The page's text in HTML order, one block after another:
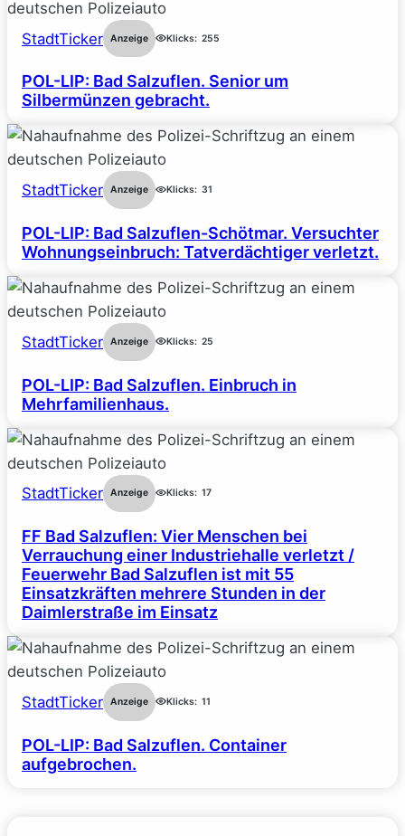
StadtTicker Anzeige Klicks: 255
POL-LIP: Bad Salzuflen. Senior um
Silbermünzen gebracht.
StadtTicker Anzeige Klicks: 31
POL-LIP: Bad Salzuflen-Schötmar. Versuchter
Wohnungseinbruch: Tatverdächtiger verletzt.
StadtTicker Anzeige Klicks: 25
POL-LIP: Bad Salzuflen. Einbruch in
Mehrfamilienhaus.
StadtTicker Anzeige Klicks: 17
FF Bad Salzuflen: Vier Menschen bei
Verrauchung einer Industriehalle verletzt /
Feuerwehr Bad Salzuflen ist mit 55
Einsatzkräften mehrere Stunden in der
Daimlerstraße im Einsatz
StadtTicker Anzeige Klicks: 11
POL-LIP: Bad Salzuflen. Container
aufgebrochen.